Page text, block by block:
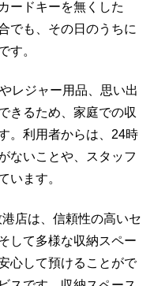
ードキーを無くした
でも、その日のうちに
す。
レジャー用品、思い出
きるため、家庭での収
。利用者からは、24時
ないことや、スタッフ
います。
店は、信頼性の高いセ
して多様な収納スペー
心して預けることがで